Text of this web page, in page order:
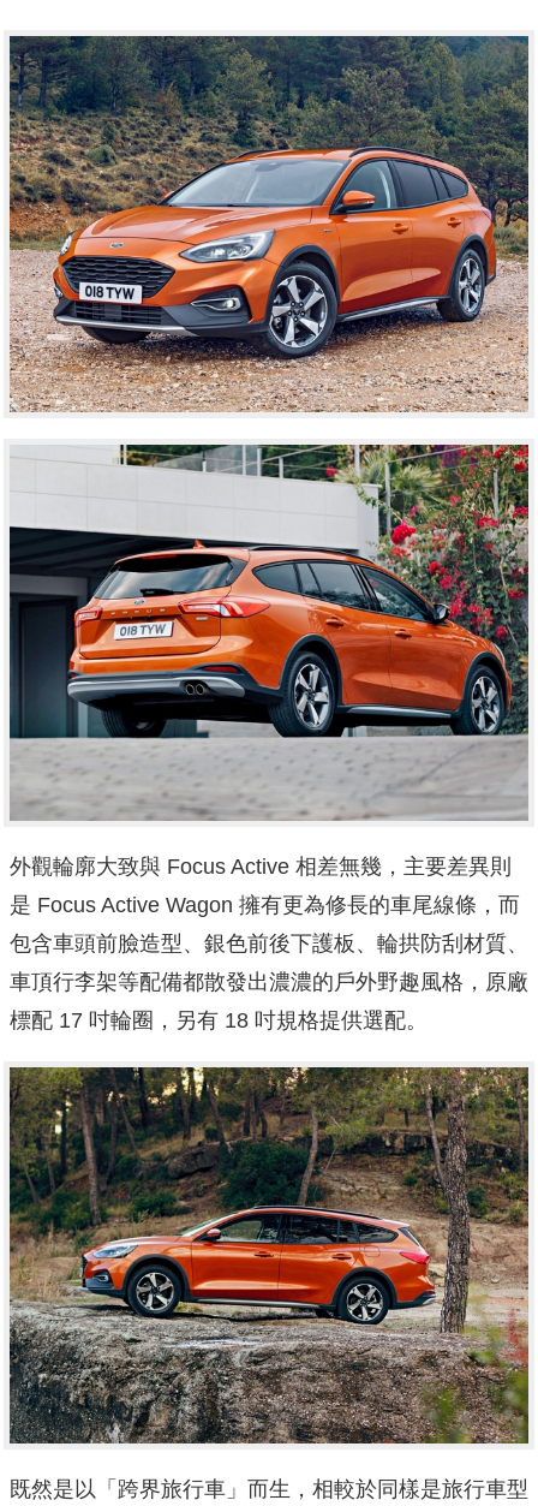
外觀輪廓大致與 Focus Active 相差無幾，主要差異則
是 Focus Active Wagon 擁有更為修長的車尾線條，而
包含車頭前臉造型、銀色前後下護板、輪拱防刮材質、
車頂行李架等配備都散發出濃濃的戶外野趣風格，原廠
標配 17 吋輪圈，另有 18 吋規格提供選配。
既然是以「跨界旅行車」而生，相較於同樣是旅行車型